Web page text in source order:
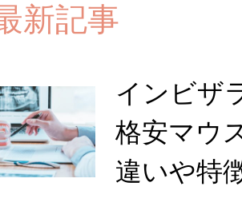
新記事
インビザ
格安マウ
違いや特